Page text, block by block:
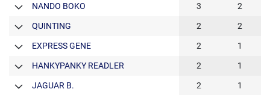
NANDO BOKO 3 2
QUINTING 2 2
EXPRESS GENE 2 1
HANKYPANKY READLER 2 1
JAGUAR B. 2 1